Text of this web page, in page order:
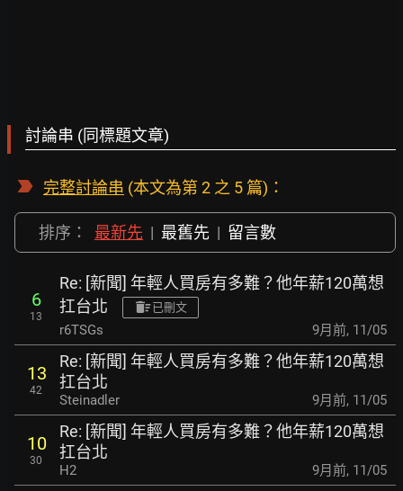
討論串 (同標題文章)
完整討論串 (本文為第 2 之 5 篇)：
排序： 最新先 | 最舊先 | 留言數
6
13
Re: [新聞] 年輕人買房有多難？他年薪120萬想
扛台北
已刪文
r6TSGs 9月前, 11/05
13
42
Re: [新聞] 年輕人買房有多難？他年薪120萬想
扛台北
Steinadler 9月前, 11/05
10
30
Re: [新聞] 年輕人買房有多難？他年薪120萬想
扛台北
H2 9月前, 11/05